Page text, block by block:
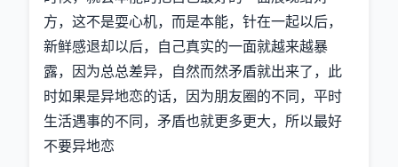
方，这不是耍心机，而是本能，针在一起以后，
新鲜感退却以后，自己真实的一面就越来越暴
露，因为总总差异，自然而然矛盾就出来了，此
时如果是异地恋的话，因为朋友圈的不同，平时
生活遇事的不同，矛盾也就更多更大，所以最好
不要异地恋